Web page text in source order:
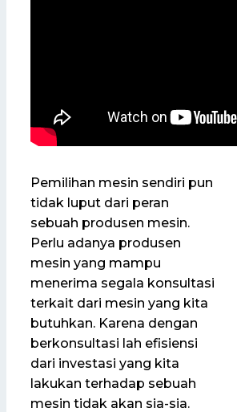
Pemilihan mesin sendiri pun
tidak luput dari peran
sebuah produsen mesin.
Perlu adanya produsen
mesin yang mampu
menerima segala konsultasi
terkait dari mesin yang kita
butuhkan. Karena dengan
berkonsultasi lah efisiensi
dari investasi yang kita
lakukan terhadap sebuah
mesin tidak akan sia-sia.